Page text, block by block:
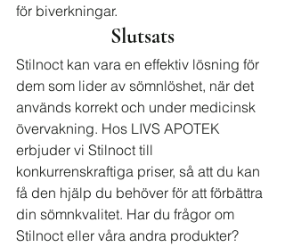
för biverkningar.
Slutsats
Stilnoct kan vara en effektiv lösning för
dem som lider av sömnlöshet, när det
används korrekt och under medicinsk
övervakning. Hos LIVS APOTEK
erbjuder vi Stilnoct till
konkurrenskraftiga priser, så att du kan
få den hjälp du behöver för att förbättra
din sömnkvalitet. Har du frågor om
Stilnoct eller våra andra produkter?